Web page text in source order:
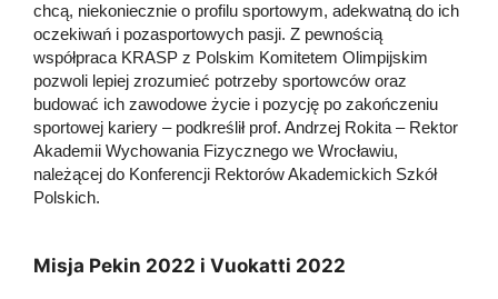
chcą, niekoniecznie o profilu sportowym, adekwatną do ich
oczekiwań i pozasportowych pasji. Z pewnością
współpraca KRASP z Polskim Komitetem Olimpijskim
pozwoli lepiej zrozumieć potrzeby sportowców oraz
budować ich zawodowe życie i pozycję po zakończeniu
sportowej kariery – podkreślił prof. Andrzej Rokita – Rektor
Akademii Wychowania Fizycznego we Wrocławiu,
należącej do Konferencji Rektorów Akademickich Szkół
Polskich.
Misja Pekin 2022 i Vuokatti 2022